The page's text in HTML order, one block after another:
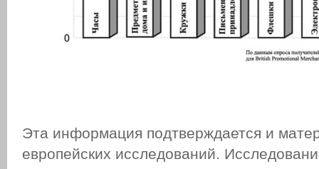
Эта информация подтверждается и
европейских исследований.